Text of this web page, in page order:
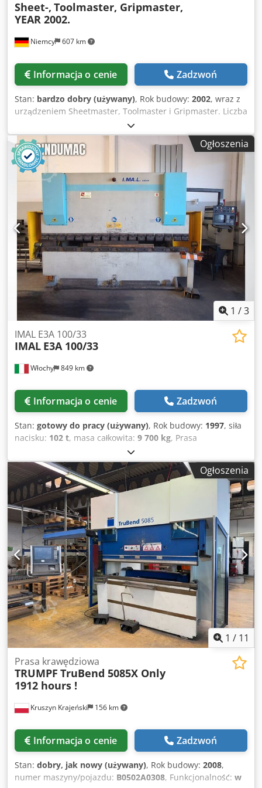
Niemcy 607 km
Sheet-, Toolmaster, Gripmaster,
YEAR 2002.
Informacja o cenie Zadzwoń
Stan: bardzo dobry (używany), Rok budowy: 2002, wraz z
urządzeniem Sheetmaster, Toolmaster i Gripmaster. Liczba
godzin pracy: 11 800. Lokalizacja dostępna na zapytanie.
Zdjęcia dostępne na zapytanie. Codpjzp Dwpofx Aczorf
Ogłoszenia
1 /3
Włochy 849 km
IMAL E3A 100/33
IMAL E3A 100/33
Informacja o cenie Zadzwoń
Stan: gotowy do pracy (używany), Rok budowy: 1997, siła
nacisku: 102 t, masa całkowita: 9 700 kg, Prasa
krawędziowa wyprodukowana w 1997 roku. Model IMAL
E3A 100/33 charakteryzuje się siłą nacisku wynoszącą 100
ton i długością gięcia wynoszącą 3 300 mm. Dzięki mocy
silnika wynoszącej 11 kW i masie maszyny wynoszącej 9
700 kg urządzenie to zostało zaprojektowane z myślą o
wysokiej wydajności. Jeśli poszukują Państwo wysokiej
jakości rozwiązań do gięcia blach, warto rozważyć zakup
oferowanej przez nas prasy IMAL E3A 100/33. Prosimy o
kontakt w celu uzyskania dalszych informacji. • Długość
gięcia: 3 300 mm • Moc silnika: 11 kW Cjdpozrw Hiefx
Aczerf Technical Specification Bending Length 3300 mm
Ogłoszenia
1 / 11
Kruszyn Krajeński 156 km
Prasa krawędziowa
TRUMPF TruBend 5085X Only
1912 hours !
Informacja o cenie Zadzwoń
Stan: dobry, jak nowy (używany), Rok budowy: 2008,
numer maszyny/pojazdu: B0502A0308, Funkcjonalność: w